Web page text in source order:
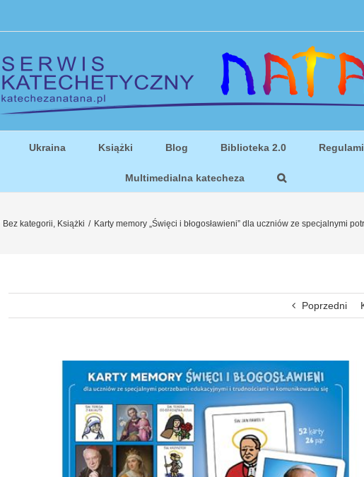
Ukraina Książki Blog Biblioteka 2.0
Multimedialna katecheza
Bez kategorii Książki / Karty memory „Święci i błogosławieni” dla uczniów ze specjalnymi
Poprzedni